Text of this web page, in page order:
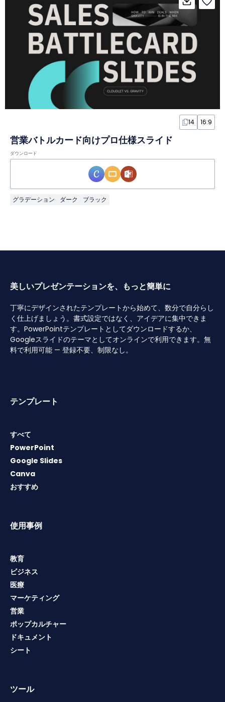
14 16:9
営業バトルカード向けプロ仕様スライド
ダウンロード
グラデーション ダーク ブラック
美しいプレゼンテーションを、もっと簡単に
丁寧にデザインされたテンプレートから始めて、数分で自分らし
く仕上げましょう。書式設定ではなく、アイデアに集中できま
す。PowerPointテンプレートとしてダウンロードするか、
Googleスライドのテーマとしてオンラインで利用できます。無
料で利用可能 — 登録不要、制限なし。
テンプレート
すべて
PowerPoint
Google Slides
Canva
おすすめ
使用事例
教育
ビジネス
医療
マーケティング
営業
ポップカルチャー
ドキュメント
シート
ツール